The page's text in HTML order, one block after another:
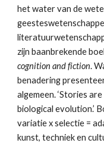
het water van de
zijn baanbrekende
cognition and fiction.
benadering
algemeen. ‘Stories
biological evolution.’
variatie x selectie =
kunst, techniek en